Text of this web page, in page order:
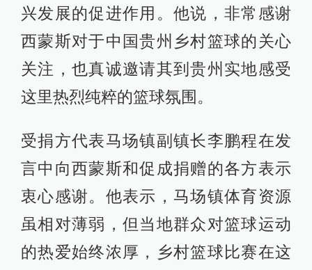
兴发展的促进作用。他说，非常感谢
西蒙斯对于中国贵州乡村篮球的关心
关注，也真诚邀请其到贵州实地感受
这里热烈纯粹的篮球氛围。
受捐方代表马场镇副镇长李鹏程在发
言中向西蒙斯和促成捐赠的各方表示
衷心感谢。他表示，马场镇体育资源
虽相对薄弱，但当地群众对篮球运动
的热爱始终浓厚，乡村篮球比赛在这